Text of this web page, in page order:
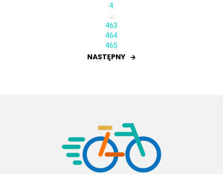
4
463
464
465
NASTĘPNY